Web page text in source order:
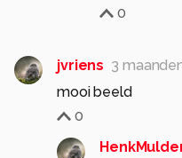
0
jvriens 3
mooi beeld
0